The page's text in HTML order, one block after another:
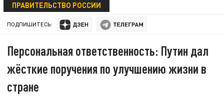
ПРАВИТЕЛЬСТВО РОССИИ
ЕГОР КУЧЕР 26 ИЮНЯ 17:19
ПОДПИШИТЕСЬ:
Персональная ответственность: Путин дал
жёсткие поручения по улучшению жизни в
стране